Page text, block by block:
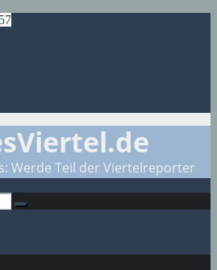
Werde Teil der Viertelreporter